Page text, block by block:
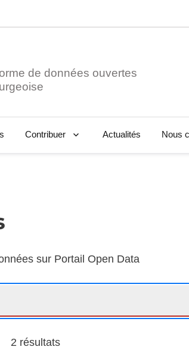
de données ouvertes
Contribuer Actualités Nous
sur Portail Open Data
2 résultats